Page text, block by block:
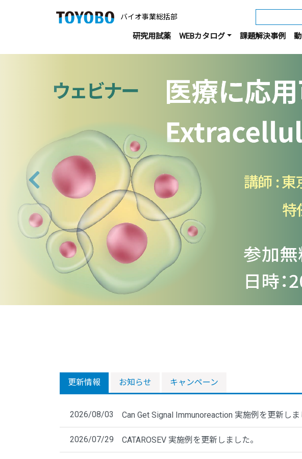
バイオ事業総括部
研究用試薬 WEBカタログ 課題解決事例
前へ
更新情報 お知らせ キャンペーン
2026/08/03 Can Get Signal Immunoreaction 実施例を更新しま
2026/07/29 CATAROSEV 実施例を更新しました。